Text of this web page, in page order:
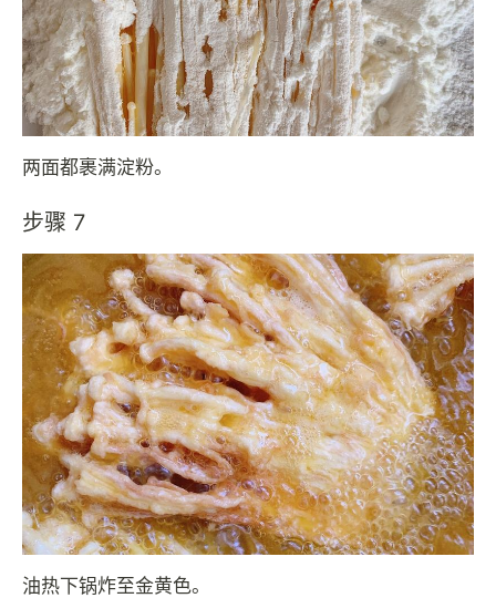
两面都裹满淀粉。
步骤 7
油热下锅炸至金黄色。